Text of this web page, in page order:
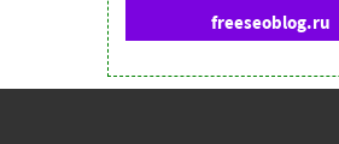
freeseoblog.ru